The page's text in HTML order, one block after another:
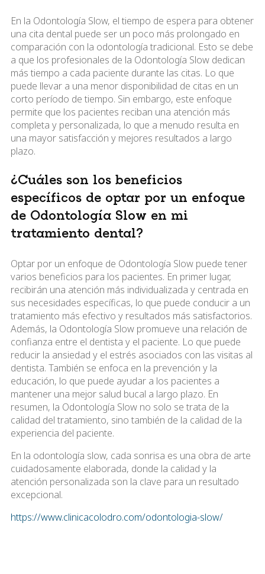
En la Odontología Slow, el tiempo de espera para obtener
una cita dental puede ser un poco más prolongado en
comparación con la odontología tradicional. Esto se debe
a que los profesionales de la Odontología Slow dedican
más tiempo a cada paciente durante las citas. Lo que
puede llevar a una menor disponibilidad de citas en un
corto período de tiempo. Sin embargo, este enfoque
permite que los pacientes reciban una atención más
completa y personalizada, lo que a menudo resulta en
una mayor satisfacción y mejores resultados a largo
plazo.
¿Cuáles son los beneficios
específicos de optar por un enfoque
de Odontología Slow en mi
tratamiento dental?
Optar por un enfoque de Odontología Slow puede tener
varios beneficios para los pacientes. En primer lugar,
recibirán una atención más individualizada y centrada en
sus necesidades específicas, lo que puede conducir a un
tratamiento más efectivo y resultados más satisfactorios.
Además, la Odontología Slow promueve una relación de
confianza entre el dentista y el paciente. Lo que puede
reducir la ansiedad y el estrés asociados con las visitas al
dentista. También se enfoca en la prevención y la
educación, lo que puede ayudar a los pacientes a
mantener una mejor salud bucal a largo plazo. En
resumen, la Odontología Slow no solo se trata de la
calidad del tratamiento, sino también de la calidad de la
experiencia del paciente.
En la odontología slow, cada sonrisa es una obra de arte
cuidadosamente elaborada, donde la calidad y la
atención personalizada son la clave para un resultado
excepcional.
https://www.clinicacolodro.com/odontologia-slow/